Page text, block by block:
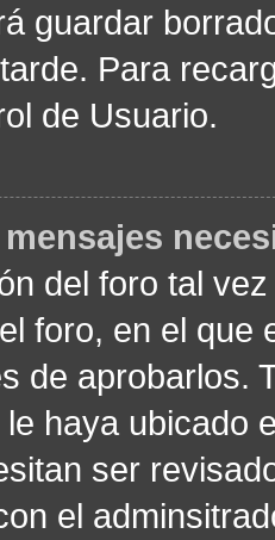
guardar
Para
de Usuario.
del foro tal
foro, en el
de aprobarlos.
haya ubicado
ser
el